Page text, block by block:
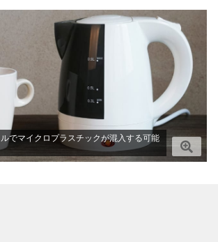
でマイクロプラスチックが混入する可能